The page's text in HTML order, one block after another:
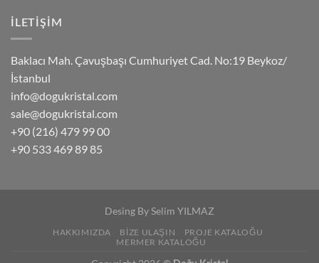
İLETIŞIM
Baklacı Mah. Çavuşbaşı Cumhuriyet Cad. No:19 Beykoz/
İstanbul
info@dogukristal.com
sale@dogukristal.com
+90 (216) 479 99 00
+90 533 469 89 85
Desing BySelim YILMAZ
HAKKIMIZDA BIZE ULAŞIN
PROJE KATALOĞU
MERMER KATALOĞU